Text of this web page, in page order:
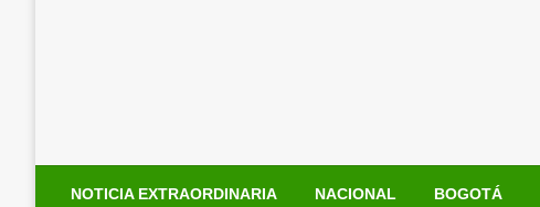
NOTICIA EXTRAORDINARIA NACIONAL BOGOTÁ